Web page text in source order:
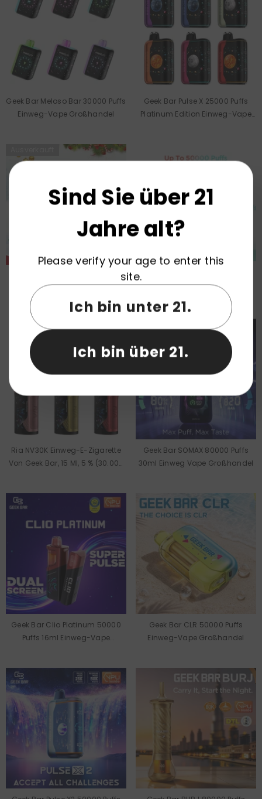
Geek Bar Meloso Bar 30000 Puffs
Einweg-Vape Großhandel
Geek Bar Pulse X 25000 Puffs
Platinum Edition Einweg-Vape
Weihnachtsedition 25000 Puffs
Einweg-Vape Großhandel
Einweg-Vape Großhandel
Ria NV30K Einweg-E-Zigarette
Von Geek Bar, 15 Ml, 5 % (30.000
Geek Bar SOMAX 80000 Puffs
30ml Einweg Vape Großhandel
Geek Bar Clio Platinum 50000
Puffs 16ml Einweg-Vape
Geek Bar CLR 50000 Puffs
Einweg-Vape Großhandel
Sind Sie über 21
Jahre alt?
Please verify your age to enter this
site.
Ich bin unter 21.
Ich bin über 21.